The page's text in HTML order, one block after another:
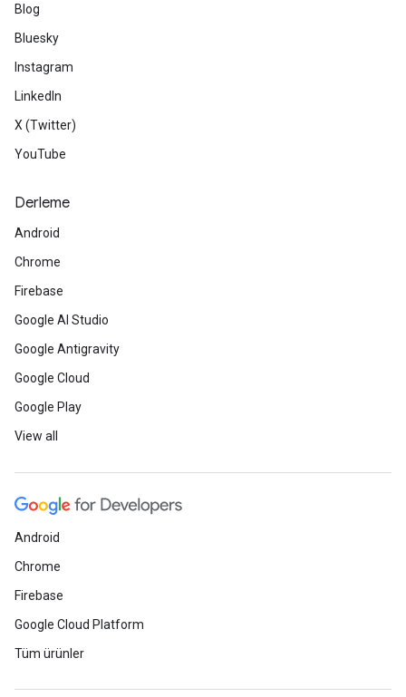
Blog
Bluesky
Instagram
LinkedIn
X (Twitter)
YouTube
Derleme
Android
Chrome
Firebase
Google AI Studio
Google Antigravity
Google Cloud
Google Play
View all
Android
Chrome
Firebase
Google Cloud Platform
Tüm ürünler